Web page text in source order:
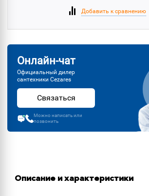
Добавить к сравнению
Онлайн-чат
Официальный дилер
сантехники Cezares
Связаться
Можно написать или
позвонить
Описание и характеристики